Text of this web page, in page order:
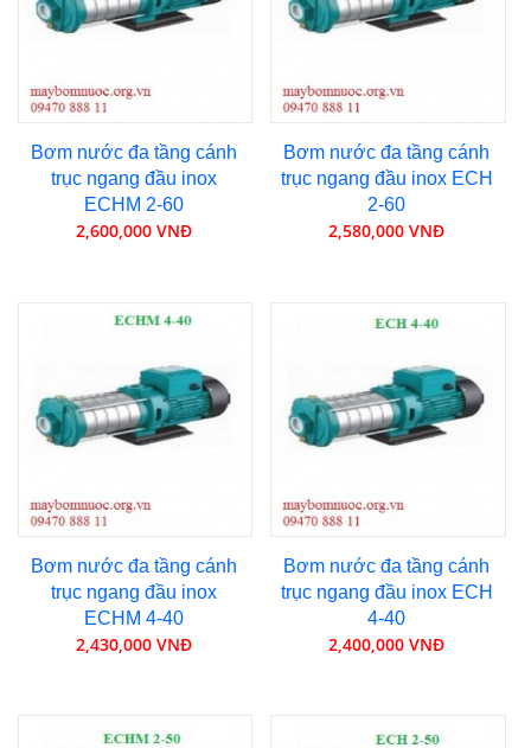
Bơm nước đa tầng cánh
trục ngang đầu inox
ECHM 2-60
2,600,000 VNĐ
Bơm nước đa tầng cánh
trục ngang đầu inox ECH
2-60
2,580,000 VNĐ
Bơm nước đa tầng cánh
trục ngang đầu inox
ECHM 4-40
2,430,000 VNĐ
Bơm nước đa tầng cánh
trục ngang đầu inox ECH
4-40
2,400,000 VNĐ